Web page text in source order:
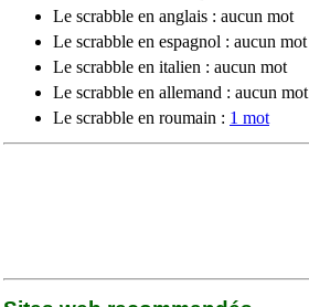
Le scrabble en anglais : aucun mot
Le scrabble en espagnol : aucun mot
Le scrabble en italien : aucun mot
Le scrabble en allemand : aucun mot
Le scrabble en roumain : 1 mot